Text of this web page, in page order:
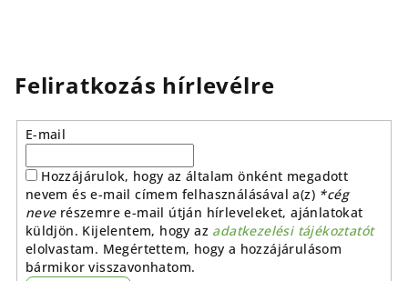
Feliratkozás hírlevélre
E-mail
Hozzájárulok, hogy az általam önként megadott
nevem és e-mail címem felhasználásával a(z) *cég
neverészemre e-mail útján hírleveleket, ajánlatokat
küldjön. Kijelentem, hogy az adatkezelési tájékoztatót
elolvastam. Megértettem, hogy a hozzájárulásom
bármikor visszavonhatom.